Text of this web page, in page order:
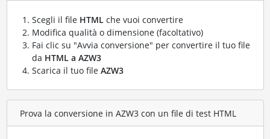
Scegli il file HTMLche vuoi convertire
Modifica qualità o dimensione (facoltativo)
Fai clic su "Avvia conversione" per convertire il tuo file
da HTML a AZW3
Scarica il tuo file AZW3
Prova la conversione in AZW3 con un file di test HTML